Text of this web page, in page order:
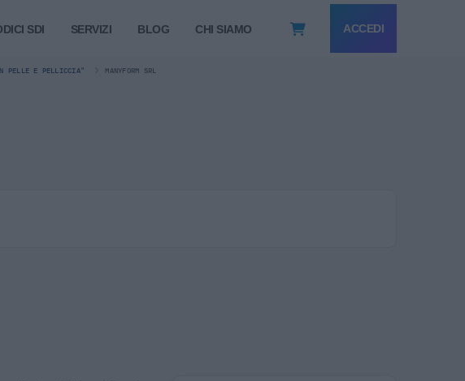
SDI SERVIZI BLOG CHI SIAMO ACCEDI
PELLE E PELLICCIA" MANYFORM SRL